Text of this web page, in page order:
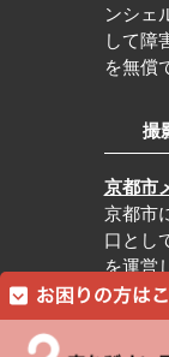
ンシェ
して障
を無償
撮
京都市
京都市
口とし
を運営
c Kyoto
※本ホー